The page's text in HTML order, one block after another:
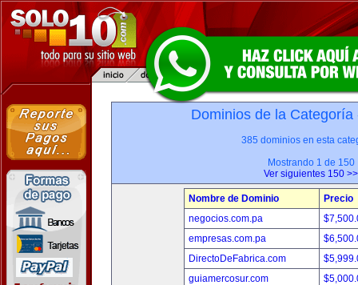
Dominios de la
385 dominios en esta
Mostrando 1 de 150
Ver siguientes 150 >>
Nombre de Dominio
Precio
negocios.com.pa
empresas.com.pa
DirectoDeFabrica.com
guiamercosur.com